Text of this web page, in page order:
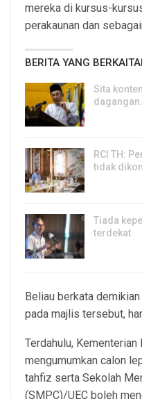
mereka di kursus-
perakaunan dan
BERITA YANG
Sita
dagangan…
RCI TH:
tidak
Tiada
terdekat
Beliau berkata
pada majlis tersebut,
Terdahulu,
mengumumkan calon
tahfiz serta Sekolah
(SMPC)/UEC boleh